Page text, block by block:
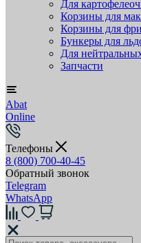
Для
Корзины для
Корзины для
Бункеры для
Для
Запчасти
Abat
Online
Телефоны
8 (800) 700-40-45
Обратный звонок
Telegram
WhatsApp